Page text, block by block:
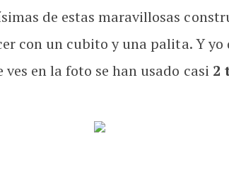
de estas maravillosas
con un cubito y una palita. Y
en la foto se han usado casi 2